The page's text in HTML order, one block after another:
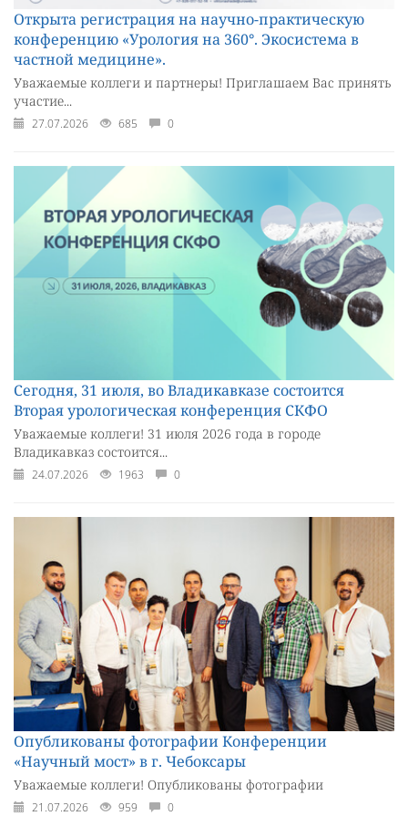
Открыта регистрация на научно-практическую
конференцию «Урология на 360°. Экосистема в
частной медицине».
Уважаемые коллеги и партнеры! Приглашаем Вас принять
участие...
27.07.2026 685 0
Сегодня, 31 июля, во Владикавказе состоится
Вторая урологическая конференция СКФО
Уважаемые коллеги! 31 июля 2026 года в городе
Владикавказ состоится...
24.07.2026 1963 0
Опубликованы фотографии Конференции
«Научный мост» в г. Чебоксары
Уважаемые коллеги! Опубликованы фотографии
21.07.2026 959 0